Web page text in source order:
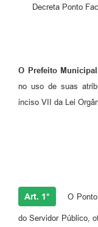
Decreta Ponto
O Prefeito
no uso de suas
inciso VII da Lei
Art. 1° O
do Servidor Público,